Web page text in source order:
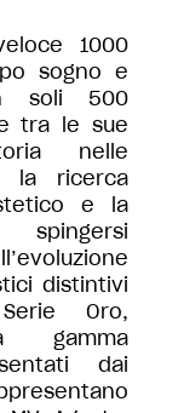
1000
sogno e
soli 500
tra le sue
nelle
la ricerca
e la
distintivi
Oro,
gamma
dai